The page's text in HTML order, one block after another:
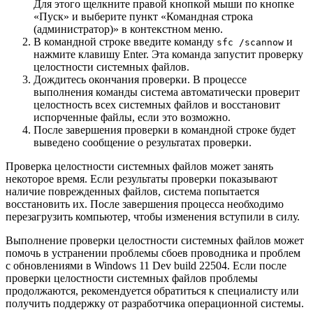
Для этого щелкните правой кнопкой мыши по кнопке
«Пуск» и выберите пункт «Командная строка
(администратор)» в контекстном меню.
В командной строке введите команду sfc /scannow и
нажмите клавишу Enter. Эта команда запустит проверку
целостности системных файлов.
Дождитесь окончания проверки. В процессе
выполнения команды система автоматически проверит
целостность всех системных файлов и восстановит
испорченные файлы, если это возможно.
После завершения проверки в командной строке будет
выведено сообщение о результатах проверки.
Проверка целостности системных файлов может занять
некоторое время. Если результаты проверки показывают
наличие поврежденных файлов, система попытается
восстановить их. После завершения процесса необходимо
перезагрузить компьютер, чтобы изменения вступили в силу.
Выполнение проверки целостности системных файлов может
помочь в устранении проблемы сбоев проводника и проблем
с обновлениями в Windows 11 Dev build 22504. Если после
проверки целостности системных файлов проблемы
продолжаются, рекомендуется обратиться к специалисту или
получить поддержку от разработчика операционной системы.